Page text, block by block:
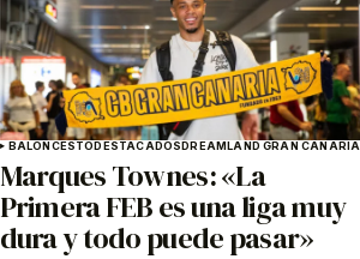
BALONCESTODESTACADOSDREAMLAND GRAN CANARIA
Marques Townes: «La
Primera FEB es una liga muy
dura y todo puede pasar»